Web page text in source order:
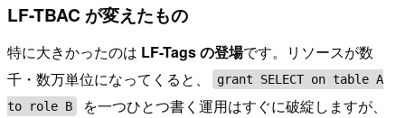
LF-TBAC が変えたもの
特に大きかったのは LF-Tags の登場です。リソースが数
千・数万単位になってくると、
grant SELECT on table A
to role B
を一つひとつ書く運用はすぐに破綻しますが、